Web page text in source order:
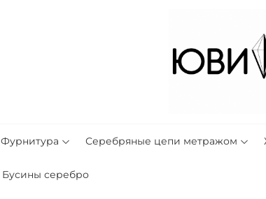
Фурнитура Серебряные цепи метражом
Бусины серебро